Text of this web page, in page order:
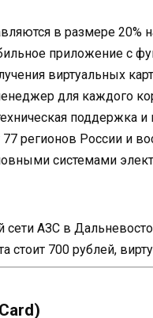
в размере 20%
приложение с
виртуальных
для каждого
поддержка и
регионов России и
системами
сети АЗС в
стоит 700 рублей,